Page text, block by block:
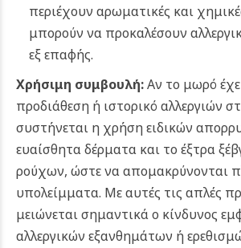
περιέχουν αρωματικές και
μπορούν να προκαλέσουν
εξ επαφής.
Χρήσιμη συμβουλή:Αν το μωρό
προδιάθεση ή ιστορικό αλλεργιών
συστήνεται η χρήση ειδικών
ευαίσθητα δέρματα και το έξτρα
ρούχων, ώστε να απομακρύνονται
υπολείμματα. Με αυτές τις απλές
μειώνεται σημαντικά ο κίνδυνος
αλλεργικών εξανθημάτων ή